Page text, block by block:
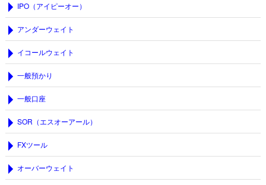
IPO（アイピーオー）
アンダーウェイト
イコールウェイト
一般預かり
一般口座
SOR（エスオーアール）
FXツール
オーバーウェイト